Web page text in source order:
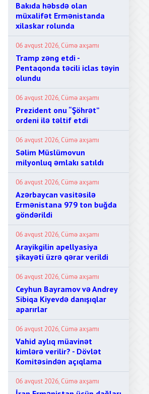
Bakıda həbsdə olan
müxalifət Ermənistanda
xilaskar rolunda
06 avqust 2026, Cümə axşamı
Tramp zəng etdi -
Pentaqonda təcili iclas təyin
olundu
06 avqust 2026, Cümə axşamı
Prezident onu “Şöhrət”
ordeni ilə təltif etdi
06 avqust 2026, Cümə axşamı
Səlim Müslümovun
milyonluq əmlakı satıldı
06 avqust 2026, Cümə axşamı
Azərbaycan vasitəsilə
Ermənistana 979 ton buğda
göndərildi
06 avqust 2026, Cümə axşamı
Arayikgilin apellyasiya
şikayəti üzrə qərar verildi
06 avqust 2026, Cümə axşamı
Ceyhun Bayramov və Andrey
Sibiqa Kiyevdə danışıqlar
aparırlar
06 avqust 2026, Cümə axşamı
Vahid aylıq müavinət
kimlərə verilir? - Dövlət
Komitəsindən açıqlama
06 avqust 2026, Cümə axşamı